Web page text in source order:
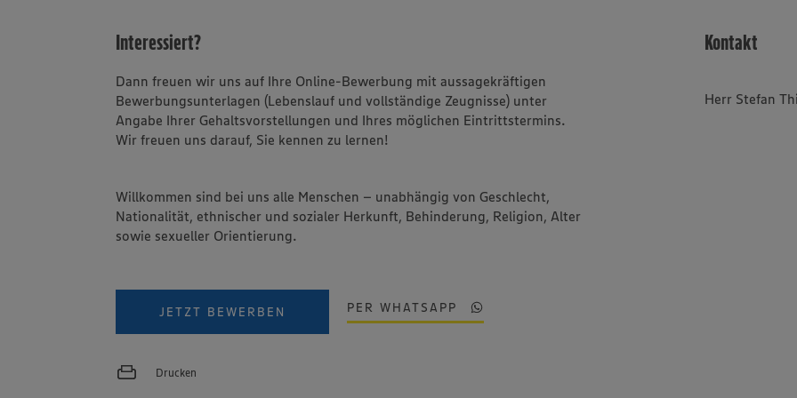
Interessiert?
Dann freuen wir uns auf Ihre Online-Bewerbung mit aussagekräftigen
Bewerbungsunterlagen (Lebenslauf und vollständige Zeugnisse) unter
Angabe Ihrer Gehaltsvorstellungen und Ihres möglichen Eintrittstermins.
Wir freuen uns darauf, Sie kennen zu lernen!
Willkommen sind bei uns alle Menschen – unabhängig von Geschlecht,
Nationalität, ethnischer und sozialer Herkunft, Behinderung, Religion, Alter
sowie sexueller Orientierung.
JETZT BEWERBEN PER WHATSAPP
Drucken
Kontakt
Herr Stefan